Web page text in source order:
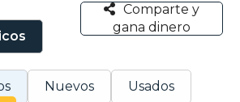
Comparte y
gana dinero
Nuevos Usados